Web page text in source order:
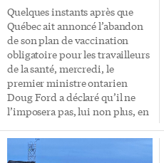
Quelques instants après que
Québec ait annoncé l’abandon
de son plan de vaccination
obligatoire pour les travailleurs
de la santé, mercredi, le
premier ministre ontarien
Doug Ford a déclaré qu’il ne
l’imposera pas, lui non plus, en
écrite envoyée aux médias, le
premier ministre a laissé savoir